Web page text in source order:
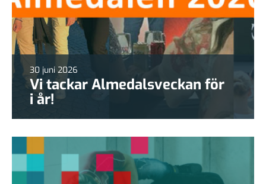
30 juni 2026
Vi tackar Almedalsveckan för
i år!